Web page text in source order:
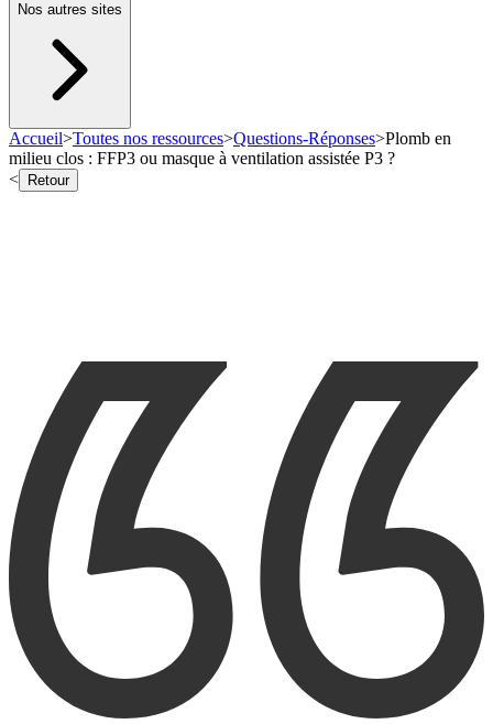
Nos autres sites
Accueil>Toutes nos ressources>Questions-Réponses>Plomb en
milieu clos : FFP3 ou masque à ventilation assistée P3 ?
<
Retour